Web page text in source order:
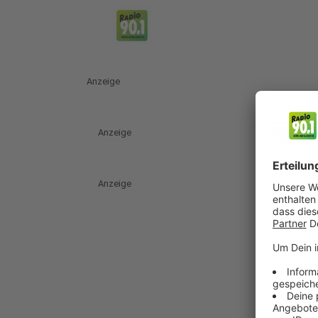
Anzeige
Anzeige
Anzeige